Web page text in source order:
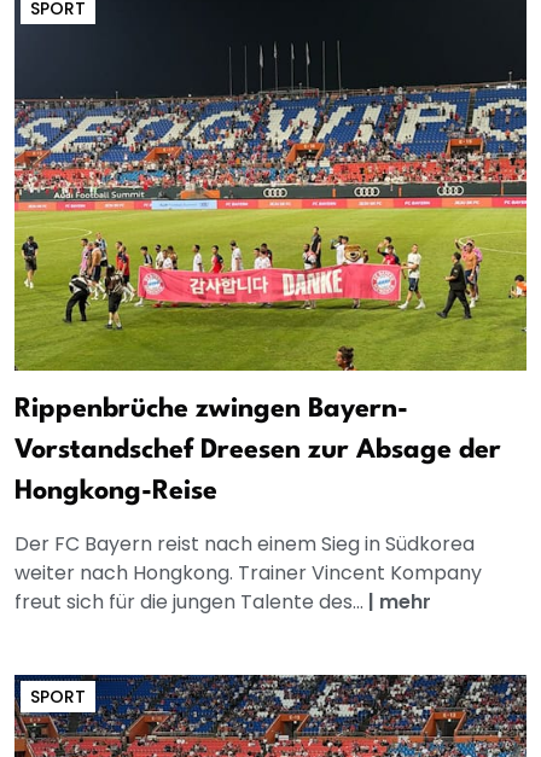
SPORT
Rippenbrüche zwingen Bayern-
Vorstandschef Dreesen zur Absage der
Hongkong-Reise
Der FC Bayern reist nach einem Sieg in Südkorea
weiter nach Hongkong. Trainer Vincent Kompany
freut sich für die jungen Talente des... | mehr
SPORT